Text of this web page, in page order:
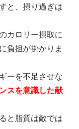
と、摂り過ぎは
カロリー摂取に
負担が掛かりま
ーを不足させな
スを意識した献
と脂質は敵では